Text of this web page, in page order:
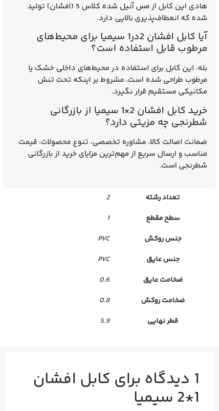
هادی این کابل از مس آنیل شده کلاس 5 (افشان) تولید
شده که انعطاف‌پذیری بالایی دارد.
آیا کابل افشان 2در1 سیمیا برای محیط‌های
مرطوب قابل استفاده است؟
بله، این کابل برای استفاده در محیط‌های داخلی خشک یا
مرطوب طراحی شده است، مشروط بر اینکه تحت تنش
مکانیکی مستقیم قرار نگیرد.
خرید کابل افشان 2×1 سیمیا از بازرگانی
شطرنجی چه مزیتی دارد؟
ضمانت اصالت کالا، مشاوره تخصصی، تنوع محصولات، قیمت
مناسب و ارسال سریع از مهم‌ترین مزایای خرید از بازرگانی
شطرنجی است.
تعداد رشته
2
سطح مقطع
1
جنس روکش
PVC
جنس عایق
PVC
ضخامت عایق
0.6
ضخامت روکش
0.8
قطر نهایی
5.9
1 دیدگاه برای کابل افشان
1*2 سیمیا